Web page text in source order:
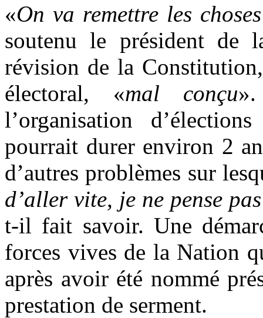
«On va remettre les
soutenu le président de
révision de la
électoral, «mal conçu
l’organisation
pourrait durer environ 2
d’autres problèmes sur
d’aller vite, je ne pense
t-il fait savoir. Une
forces vives de la Nation
après avoir été nommé
prestation de serment.